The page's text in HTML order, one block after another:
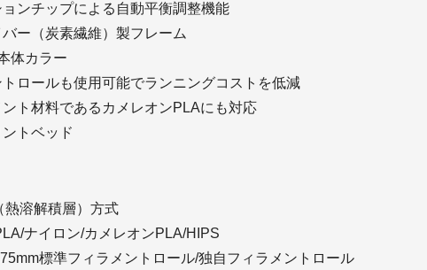
ョンチップによる自動平衡調整機能
バー（炭素繊維）製フレーム
体カラー
トロールも使用可能でランニングコストを低減
ント材料であるカメレオンPLAにも対応
ントベッド
熱溶解積層）方式
ナイロン/カメレオンPLA/HIPS
標準フィラメントロール/独自フィラメントロール